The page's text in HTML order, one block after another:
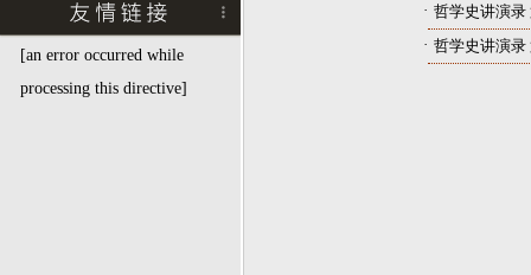
[an error occurred while
processing this directive]
· 哲学史讲演录
· 哲学史讲演录